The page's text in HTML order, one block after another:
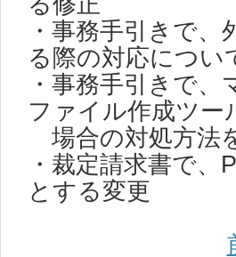
・事務手引きで
る際の対応につい
・事務手引きで
ファイル作成ツー
場合の対処方法
・裁定請求書で
とする変更